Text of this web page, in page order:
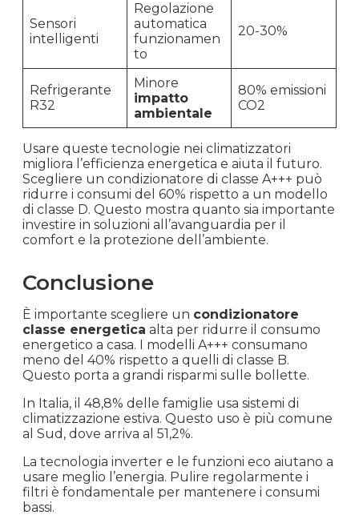
Sensori
intelligenti
Regolazione
automatica
funzionamen
to
20-30%
Refrigerante
R32
Minore
impatto
ambientale
80% emissioni
CO2
Usare queste tecnologie nei climatizzatori
migliora l’efficienza energetica e aiuta il futuro.
Scegliere un condizionatore di classe A+++ può
ridurre i consumi del 60% rispetto a un modello
di classe D. Questo mostra quanto sia importante
investire in soluzioni all’avanguardia per il
comfort e la protezione dell’ambiente.
Conclusione
È importante scegliere un condizionatore
classe energetica alta per ridurre il consumo
energetico a casa. I modelli A+++ consumano
meno del 40% rispetto a quelli di classe B.
Questo porta a grandi risparmi sulle bollette.
In Italia, il 48,8% delle famiglie usa sistemi di
climatizzazione estiva. Questo uso è più comune
al Sud, dove arriva al 51,2%.
La tecnologia inverter e le funzioni eco aiutano a
usare meglio l’energia. Pulire regolarmente i
filtri è fondamentale per mantenere i consumi
bassi.